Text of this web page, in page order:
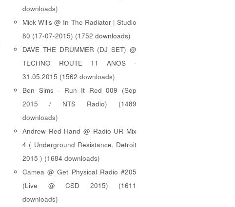
downloads)
Mick Wills @ In The Radiator | Studio
80 (17-07-2015) (1752 downloads)
DAVE THE DRUMMER (DJ SET) @
TECHNO ROUTE 11 ANOS -
31.05.2015 (1562 downloads)
Ben Sims - Run It Red 009 (Sep
2015 / NTS Radio) (1489
downloads)
Andrew Red Hand @ Radio UR Mix
4 ( Underground Resistance, Detroit
2015 ) (1684 downloads)
Camea @ Get Physical Radio #205
(Live @ CSD 2015) (1611
downloads)